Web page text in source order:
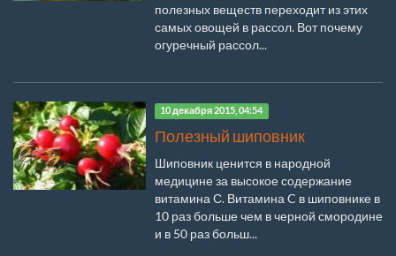
полезных веществ переходит из этих
самых овощей в рассол. Вот почему
огуречный рассол...
10 декабря 2015, 04:54
Полезный шиповник
Шиповник ценится в народной
медицине за высокое содержание
витамина С. Витамина C в шиповнике в
10 раз больше чем в черной смородине
и в 50 раз больш...